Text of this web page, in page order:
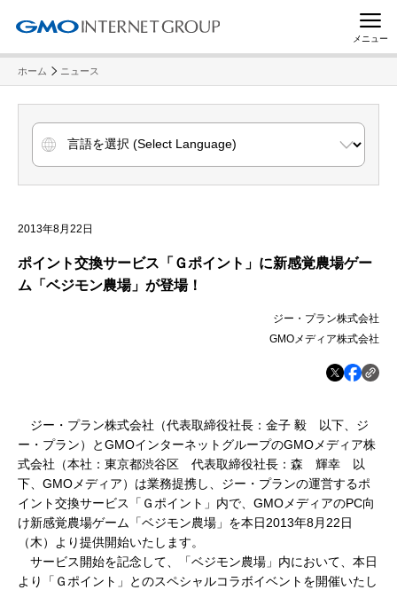
メニュー
ホーム ニュース
2013年8月22日
ポイント交換サービス「Ｇポイント」に新感覚農場ゲー
ム「ベジモン農場」が登場！
ジー・プラン株式会社
GMOメディア株式会社
ジー・プラン株式会社（代表取締役社長：金子 毅 以下、ジ
ー・プラン）とGMOインターネットグループのGMOメディア株
式会社（本社：東京都渋谷区 代表取締役社長：森 輝幸 以
下、GMOメディア）は業務提携し、ジー・プランの運営するポ
イント交換サービス「Ｇポイント」内で、GMOメディアのPC向
け新感覚農場ゲーム「ベジモン農場」を本日2013年8月22日
（木）より提供開始いたします。
サービス開始を記念して、「ベジモン農場」内において、本日
より「Ｇポイント」とのスペシャルコラボイベントを開催いたし